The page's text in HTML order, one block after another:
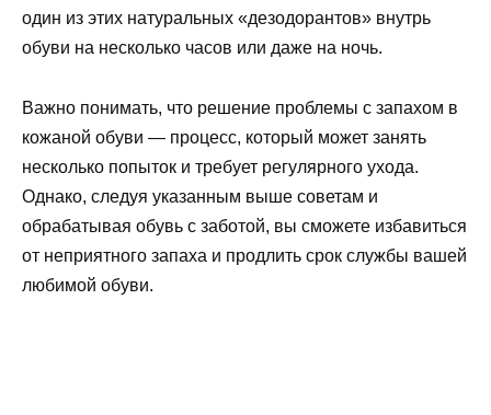
один из этих натуральных «дезодорантов» внутрь
обуви на несколько часов или даже на ночь.
Важно понимать, что решение проблемы с запахом в
кожаной обуви — процесс, который может занять
несколько попыток и требует регулярного ухода.
Однако, следуя указанным выше советам и
обрабатывая обувь с заботой, вы сможете избавиться
от неприятного запаха и продлить срок службы вашей
любимой обуви.